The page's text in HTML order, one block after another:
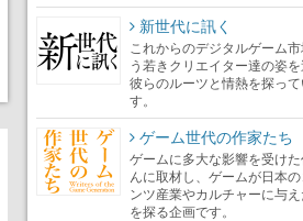
新世代に訊く
これからのデジタルゲーム
う若きクリエイター達の姿を
彼らのルーツと情熱を探って
す。
ゲーム世代の作家たち
ゲームに多大な影響を受けた
んに取材し、ゲームが日本
ンツ産業やカルチャーに与
を探る企画です。